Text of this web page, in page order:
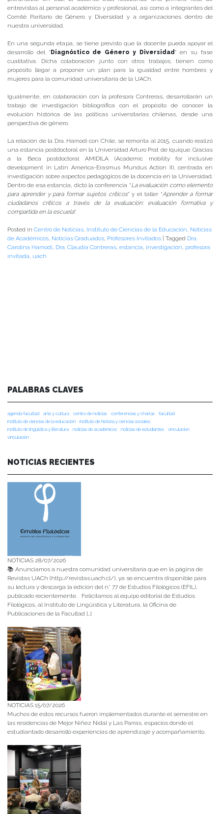
entrevistas al personal académico y profesional, así como a integrantes del
Comité Paritario de Género y Diversidad y a organizaciones dentro de
nuestra universidad.
En una segunda etapa, se tiene previsto que la docente pueda apoyar el
desarrollo del “ Diagnóstico de Género y Diversidad ” en su fase
cualitativa. Dicha colaboración junto con otros trabajos, tienen como
propósito llegar a proponer un plan para la igualdad entre hombres y
mujeres para la comunidad universitaria de la UACh.
Igualmente, en colaboración con la profesora Contreras, desarrollarán un
trabajo de investigación bibliográfica con el propósito de conocer la
evolución histórica de las políticas universitarias chilenas, desde una
perspectiva de género.
La relación de la Dra. Hamodi con Chile, se remonta al 2015, cuando realizó
una estancia postdoctoral en la Universidad Arturo Prat de Iquique. Gracias
a la Beca postdoctoral AMIDILA (Academic mobility for inclusive
development in Latin America-Erasmus Mundus Action II), centrada en
investigación sobre aspectos pedagógicos de la docencia en la Universidad.
Dentro de esa estancia, dictó la conferencia “La evaluación como elemento
para aprender y para formar sujetos críticos” y el taller “Aprender a formar
ciudadanos críticos a través de la evaluación: evaluación formativa y
compartida en la escuela”.
Posted in Centro de Noticias, Instituto de Ciencias de la Educación, Noticias
de Académicos, Noticias Graduados, Profesores Invitados Tagged Dra.
Carolina Hamodi, Dra. Claudia Contreras, estancia, investigación, profesora
invitada, uach
PALABRAS CLAVES
agenda facultad arte y cultura centro de noticias conferencias y charlas
facultad
instituto de ciencias de la educación
instituto de historia y ciencias sociales
instituto de lingüística y literatura
noticias de académicos noticias de estudiantes
vinculacion
vinculación
NOTICIAS RECIENTES
NOTICIAS 28/07/2026
📚 Anunciamos a nuestra comunidad universitaria que en la página de
Revistas UACh (http://revistas.uach.cl/), ya se encuentra disponible para
su lectura y descarga la edición del n° 77 de Estudios Filológicos (EFIL),
publicado recientemente. Felicitamos al equipo editorial de Estudios
Filológicos, al Instituto de Lingüística y Literatura, la Oficina de
Publicaciones de la Facultad […]
NOTICIAS 15/07/2026
Muchos de estos recursos fueron implementados durante el semestre en
las residencias de Mejor Niñez Nidal y Las Parras, espacios donde el
estudiantado desarrolló experiencias de aprendizaje y acompañamiento.